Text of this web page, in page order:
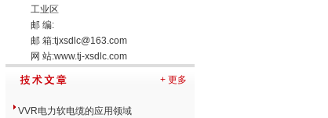
工业区
邮 编:
邮 箱:tjxsdlc@163.com
网 站:www.tj-xsdlc.com
+ 更多
VVR电力软电缆的应用领域